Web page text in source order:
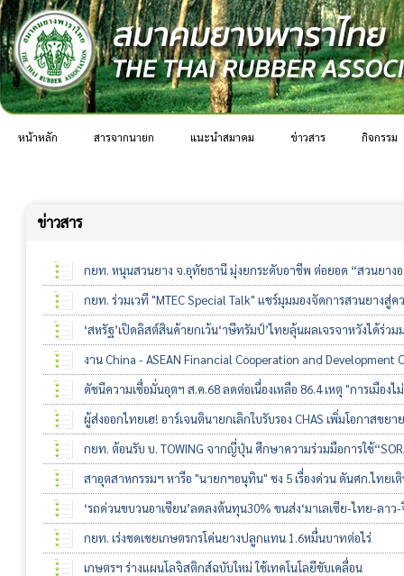
หน้าหลัก สารจากนายก แนะนำสมาคม ข่าวสาร กิจกรรม
ข่าวสาร
กยท. หนุนสวนยาง จ.อุทัยธานี มุ่งยกระดับอาชีพ ต่อยอด “สวนยาง
กยท. ร่วมเวที "MTEC Special Talk" แชร์มุมมองจัดการสวนยางสู่ค
‘สหรัฐ’เปิดลิสต์สินค้ายกเว้น‘าษีทรัมป์’ไทยลุ้นผลเจรจาหวังได้ร่วม
งาน China - ASEAN Financial Cooperation and
ดัชนีความเชื่อมั่นอุตฯ ส.ค.68 ลดต่อเนื่องเหลือ 86.4 เหตุ "การเมือ
ผู้ส่งออกไทยเฮ! อาร์เจนตินายกเลิกใบรับรอง CHAS เพิ่มโอกาสข
กยท. ต้อนรับ บ. TOWING จากญี่ปุ่น ศึกษาความร่วมมือการใช้
สาอุตสาหกรรมฯ หารือ "นายกฯอนุทิน" ชง 5 เรื่องด่วน ดันศก.ไทยเติ
‘รถด่วนขบวนอาเซียน’ลดลงต้นทุน30% ขนส่ง‘มาเลเซีย-ไทย-ลาว-
กยท. เร่งชดเชยเกษตรกรโค่นยางปลูกแทน 1.6หมื่นบาทต่อไร่
เกษตรฯ ร่างแผนโลจิสติกส์ฉบับใหม่ ใช้เทคโนโลยีขับเคลื่อน